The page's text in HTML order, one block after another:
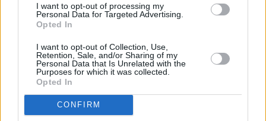
I want to opt-out of processing my
Personal Data for Targeted Advertising.
Opted In
I want to opt-out of Collection, Use,
Retention, Sale, and/or Sharing of my
Personal Data that Is Unrelated with the
Purposes for which it was collected.
Opted In
CONFIRM
Die Simpsons (The Simpsons)
Dänisches Krankenlager (USA,2018)
Übersicht